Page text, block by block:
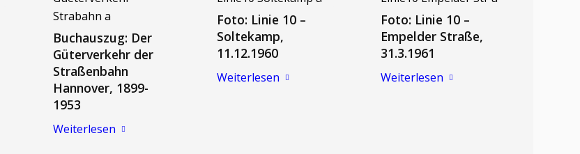
Buchauszug: Der
Güterverkehr der
Straßenbahn
Hannover, 1899-
1953
Weiterlesen
Foto: Linie 10 –
Soltekamp,
11.12.1960
Weiterlesen
Foto: Linie 10 –
Empelder Straße,
31.3.1961
Weiterlesen